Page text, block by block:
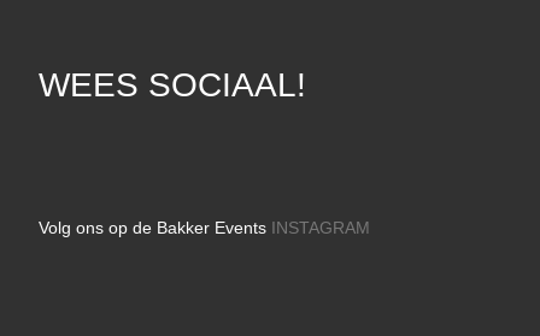
WEES SOCIAAL!
Volg ons op de Bakker Events INSTAGRAM